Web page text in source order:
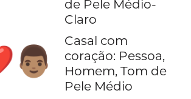
de Pele Médio-
Claro
Casal com
coração: Pessoa,
Homem, Tom de
Pele Médio